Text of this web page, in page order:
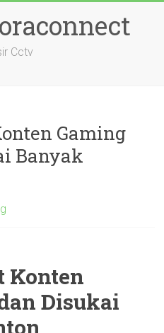
Cctv
Gaming
Banyak
Konten
Disukai